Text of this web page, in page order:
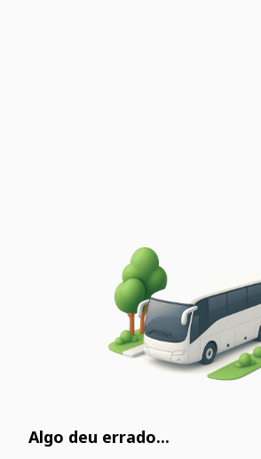
Algo deu errado...